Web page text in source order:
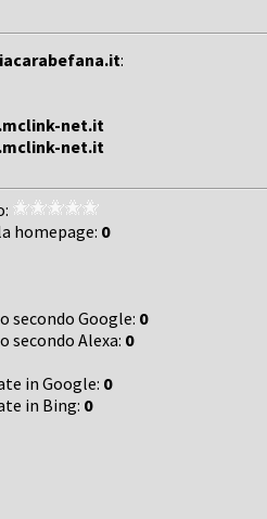
:
net.it
net.it
homepage: 0
secondo Google: 0
secondo Alexa: 0
in Google: 0
in Bing: 0